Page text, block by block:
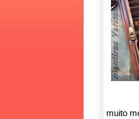
muito